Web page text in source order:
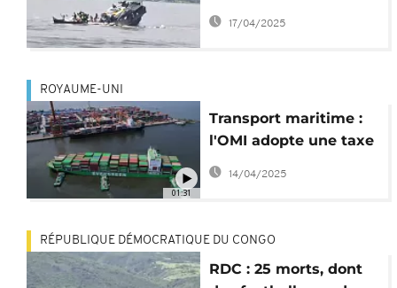
chavirement d'un
bateau
17/04/2025
01:31
ROYAUME-UNI
Transport maritime :
l'OMI adopte une taxe
sur les émissions de
14/04/2025
RÉPUBLIQUE DÉMOCRATIQUE DU CONGO
RDC : 25 morts, dont